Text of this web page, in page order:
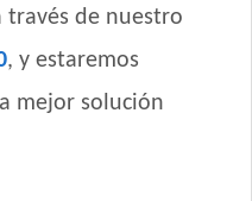
través de nuestro
, y estaremos
mejor solución